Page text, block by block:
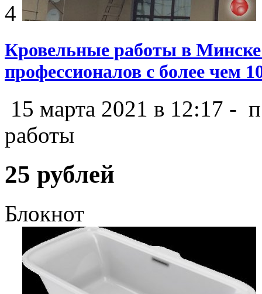
4
Кровельные работы в
профессионалов с более чем
15 марта 2021 в 12:17 -
работы
25 рублей
Блокнот